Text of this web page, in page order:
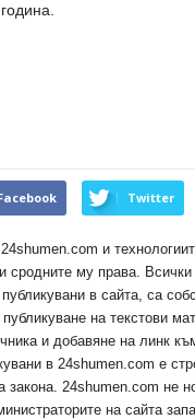
Twitter
и
сродните му права.
в сайта, са
на текстови
и добавяне на линк
в 24shumen.com е
закона. 24shumen.com не
на сайта